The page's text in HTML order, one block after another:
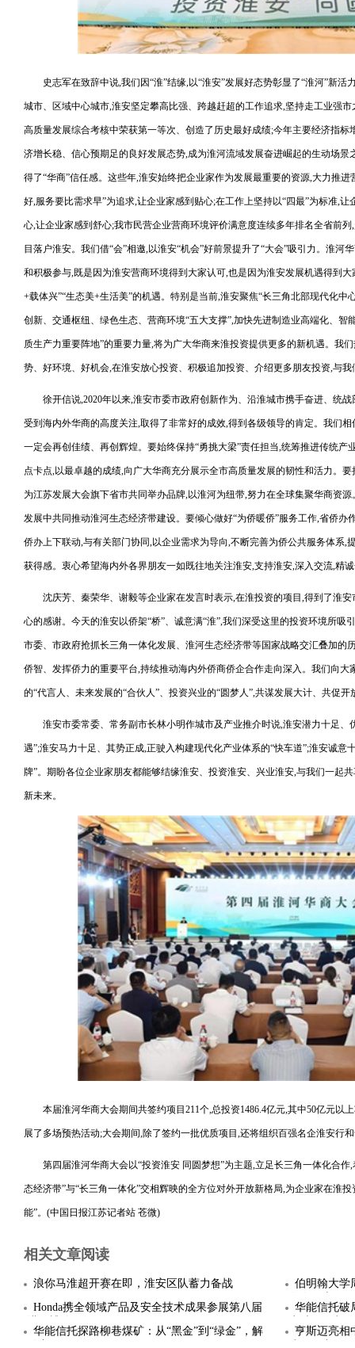
史志军在致辞中说,我们因“淮”结缘,以“淮安”发展好态势彰显了“淮河”新
城市、区域中心城市,淮安坚定攀高比强、跨越赶超的工作追求,坚持走工业强
高质量发展综合考核中荣获第一等次、创造了历史最好成绩;今年主要经济指
济增长稳、信心预期足的良好发展态势,成为淮河流域发展奋进崛起的生动场景
得了“华商”信任感。这些年,淮安始终把企业家作为发展最重要的资源,大力推
好,服务要比需求早”为追求,让企业家感到贴心;在工作上坚持以“四最”为标准,
心,让企业家感到舒心;我市民营企业营商环境评价满意度连续多年排名全省前
目落户淮安。我们借“会”相邀,以淮安“机会”好前景提升了“大会”吸引力。淮河
和积极参与,既是因为淮安营商环境得到大家认可,也是因为淮安发展机遇得到
+载体兴”“生态美+生活美”的机遇。特别是当前,淮安聚焦“长三角北部现代化中
创新、交通枢纽、绿色生态、营商环境“五大支撑”,加快先进制造业高端化、智
质生产力重要阵地”的重要力量,将为广大华商来淮投资提供更多的新机遇。我
势、好环境、好机会,在淮安放心投资、积极追加投资、介绍更多朋友投资,与我
徐开信说,2020年以来,淮安市委市政府创新作为、沿淮城市携手奋进、统
受到海内外华商的高度关注,取得了非常好的成效,得到各级领导的肯定。我们
一定会再创佳绩、再创辉煌。要始终保持“勇挑大梁”责任担当,统筹推进传统产
点卡点,以最卓越的成绩,向广大华商充分展示全市高质量发展的韧性和活力。
为江苏发展大会旗下省市共同举办品牌,以淮河为纽带,努力在全球集聚华商资
发展中共同推动淮河生态经济带建设。要倾心做好“为侨暖侨”服务工作,省侨办
侨办上下联动,与有关部门协同,以企业需求为导向,不断完善为侨公共服务体系,
获得感。衷心希望海内外各界朋友一如既往地关注淮安,支持淮安,深入交流,精
沈庆芳、秦荣华、谢毅等企业家在发言时表示,在淮投资的项目,得到了淮
心的感谢。今天的淮安以侨架“桥”、诚意满“淮”,我们深受这里的投资环境所吸
市委、市政府抢抓长三角一体化发展、淮河生态经济带等国家战略交汇叠加的
侨智、发挥侨力的重要平台,持续推动海内外侨商侨企合作走向深入。我们向
的“代言人、未来发展的“合伙人”、投资兴业的“圆梦人”,共谋发展大计、共促
淮安市委常委、常务副市长林小明作城市及产业推介时说,淮安潜力十足、
遇”;淮安马力十足、其势正成,正驶入构建现代化产业体系的“快车道”;淮安诚意
牌”。期盼各位企业家朋友都能够结缘淮安、投资淮安、兴业淮安,与我们一起
新未来。
本届淮河华商大会期间共签约项目211个,总投资1486.4亿元,其中50亿元以
展了多场预热活动;大会期间,除了签约一批优质项目,还将组织百强名企淮安行
第四届淮河华商大会以“投资淮安 同圆梦想”为主题,立足长三角一体化合
态经济带”与“长三角一体化”交相辉映的全方位对外开放新格局,为企业家在淮投
能”。(中国日报江苏记者站 苍微)
相关文章阅读
浪你马淮超开赛在即，淮安区队蓄力备战
伯明翰大学
Honda携全领域产品及安全技术成果参展第八届
华能信托破
华能信托探路柳巷煤矿：从“黑金”到“绿金”，解
亨斯迈亮相